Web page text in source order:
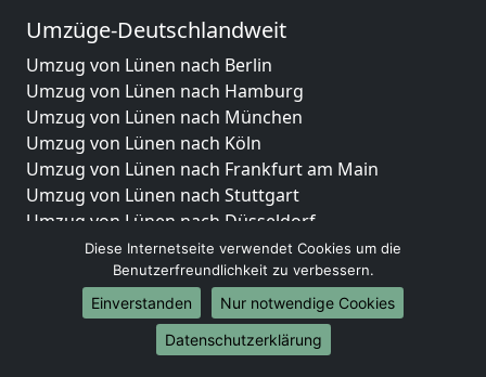
Umzüge-Deutschlandweit
Umzug von Lünen nach Berlin
Umzug von Lünen nach Hamburg
Umzug von Lünen nach München
Umzug von Lünen nach Köln
Umzug von Lünen nach Frankfurt am Main
Umzug von Lünen nach Stuttgart
Umzug von Lünen nach Düsseldorf
Umzug von Lünen nach Leipzig
Umzug von Lünen nach Dortmund
Umzug von Lünen nach Essen
Umzug von Lünen nach Bremen
Umzug von Lünen nach Dresden
Diese Internetseite verwendet Cookies um die
Benutzerfreundlichkeit zu verbessern.
Einverstanden
Nur notwendige Cookies
Datenschutzerklärung